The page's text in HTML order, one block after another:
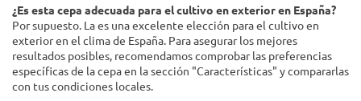
¿Es esta cepa adecuada para el cultivo en exterior en España?
Por supuesto. La es una excelente elección para el cultivo en
exterior en el clima de España. Para asegurar los mejores
resultados posibles, recomendamos comprobar las preferencias
específicas de la cepa en la sección "Características" y compararlas
con tus condiciones locales.